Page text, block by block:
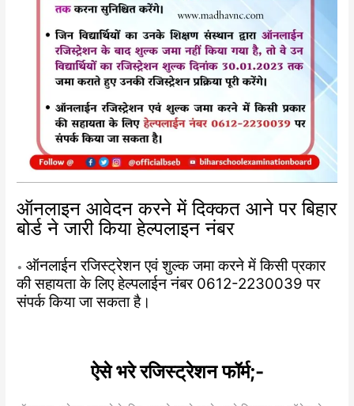
ऑनलाइन आवेदन करने में दिक्कत आने पर बिहार
बोर्ड ने जारी किया हेल्पलाइन नंबर
•ऑनलाईन रजिस्ट्रेशन एवं शुल्क जमा करने में किसी प्रकार
की सहायता के लिए हेल्पलाईन नंबर 0612-2230039 पर
संपर्क किया जा सकता है।
ऐसे भरे रजिस्ट्रेशन फॉर्म;-